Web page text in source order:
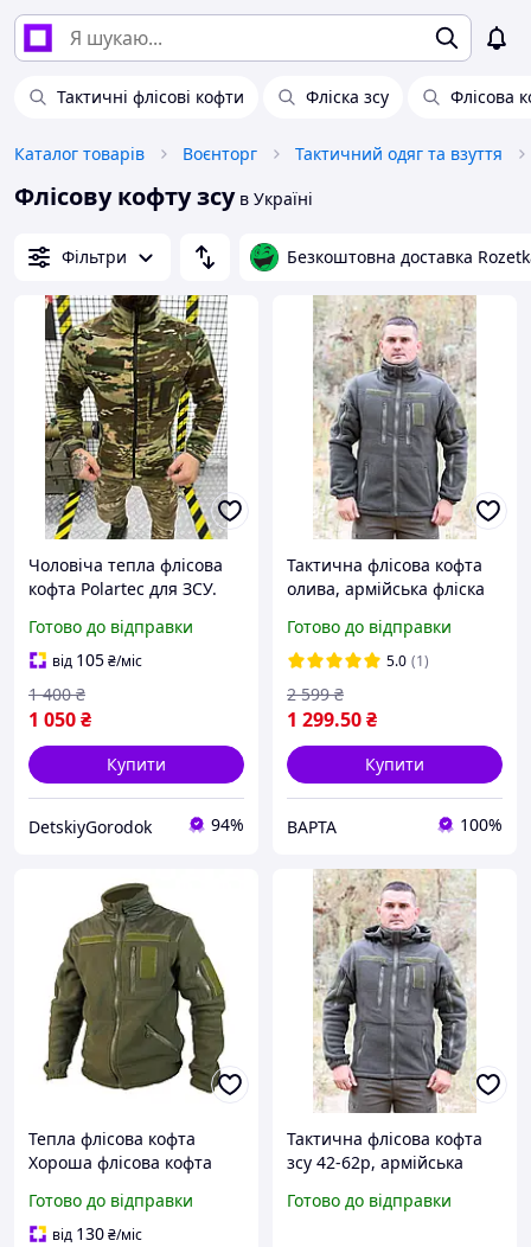
Тактичні флісові кофти Фліска зсу Флісова
Каталог товарів Воєнторг Тактичний одяг та взуття
Флісову кофту зсув Україні
Фільтри Безкоштовна доставка
Чоловіча тепла флісова
кофта Polartec для ЗСУ.
фліска мультикам.
Чоловіча фліска
Готово до відправки
від 105₴/міс
1 050₴
1 400 ₴
Купити
DetskiyGorodok 94%
Тактична флісова кофта
олива, армійська фліска
флісова кофта олива зсу
Готово до відправки
5.0 (1)
1 299.50₴
2 599 ₴
Купити
ВАРТА 100%
Тепла флісова кофта
Хороша флісова кофта
кофта зсу хакі
Готово до відправки
від 130₴/міс
Тактична флісова кофта
зсу 42-62р, армійська
тепла військова фліска
Готово до відправки